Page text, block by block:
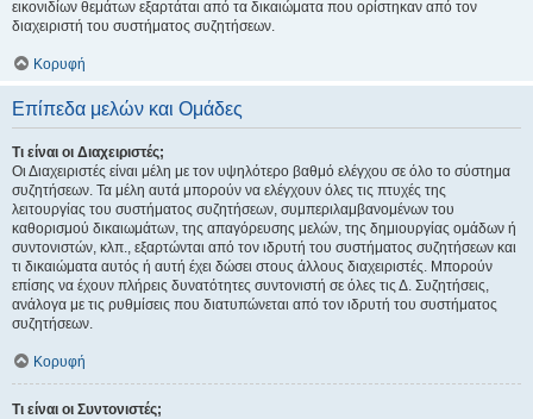
εικονιδίων θεμάτων εξαρτάται από τα δικαιώματα που ορίστηκαν από τον
διαχειριστή του συστήματος συζητήσεων.
Κορυφή
Επίπεδα μελών και Ομάδες
Τι είναι οι Διαχειριστές;
Οι Διαχειριστές είναι μέλη με τον υψηλότερο βαθμό ελέγχου σε όλο το σύστημα
συζητήσεων. Τα μέλη αυτά μπορούν να ελέγχουν όλες τις πτυχές της
λειτουργίας του συστήματος συζητήσεων, συμπεριλαμβανομένων του
καθορισμού δικαιωμάτων, της απαγόρευσης μελών, της δημιουργίας ομάδων ή
συντονιστών, κλπ., εξαρτώνται από τον ιδρυτή του συστήματος συζητήσεων και
τι δικαιώματα αυτός ή αυτή έχει δώσει στους άλλους διαχειριστές. Μπορούν
επίσης να έχουν πλήρεις δυνατότητες συντονιστή σε όλες τις Δ. Συζητήσεις,
ανάλογα με τις ρυθμίσεις που διατυπώνεται από τον ιδρυτή του συστήματος
συζητήσεων.
Κορυφή
Τι είναι οι Συντονιστές;